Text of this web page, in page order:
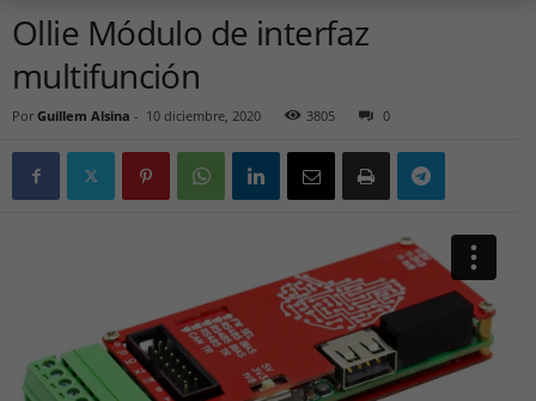
Ollie Módulo de interfaz
multifunción
Por Guillem Alsina - 10 diciembre, 2020 3805 0